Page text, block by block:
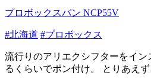
プロボックスバン NCP55V
#北海道 #プロボックス
流行りのアリエクシフターをイン
るくらいでポン付け。 とりあえ